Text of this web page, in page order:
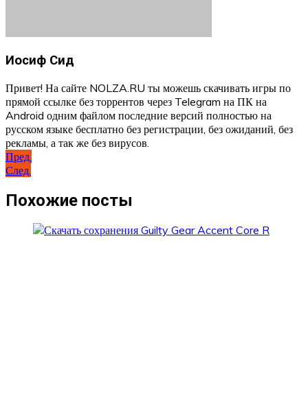
Иосиф Сид
Привет! На сайте NOLZA.RU ты можешь скачивать игры по
прямой ссылке без торрентов через Telegram на ПК на
Android одним файлом последние версий полностью на
русском языке бесплатно без регистрации, без ожиданий, без
рекламы, а так же без вирусов.
Навигация
по
записям
Пред.
След.
Похожие посты